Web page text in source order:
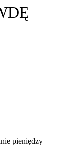
pieniędzy